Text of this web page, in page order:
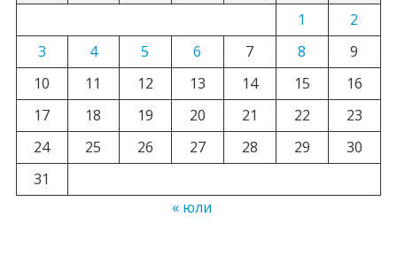
1
2
3
4 5 6 7 8
9
10
11 12 13 14 15
16
17
18 19 20 21 22
23
24
25 26 27 28 29
30
31
« юли